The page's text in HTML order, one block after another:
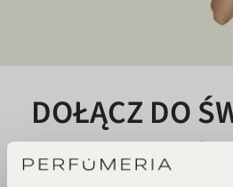
DOŁĄCZ DO
PERFUCLUB!